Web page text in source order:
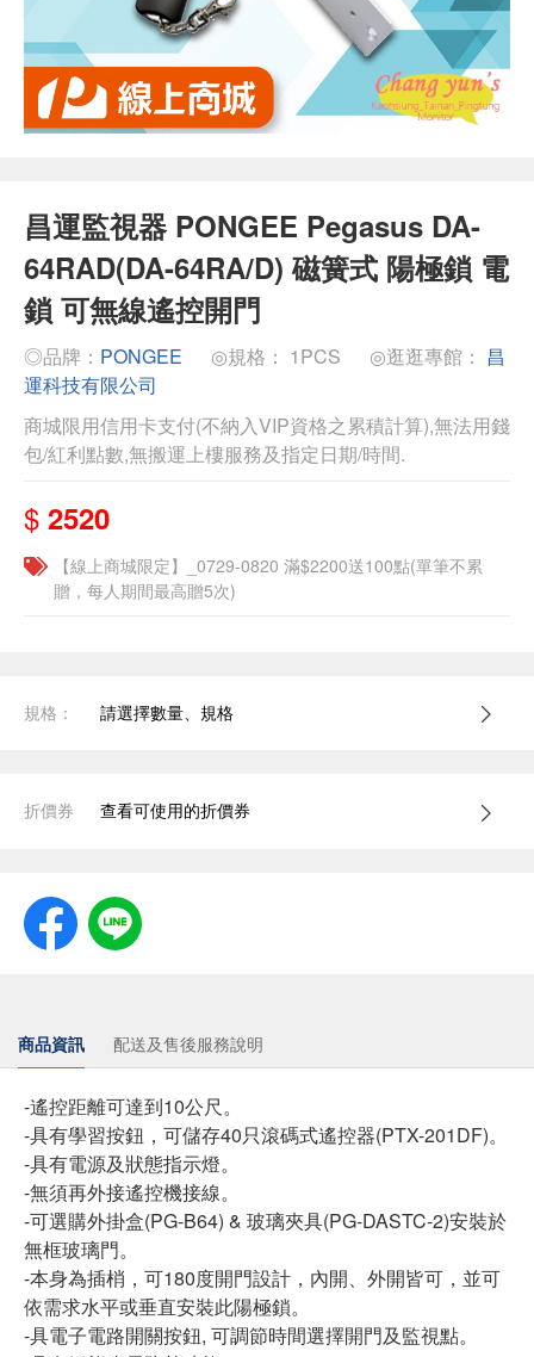
昌運監視器 PONGEE Pegasus DA-
64RAD(DA-64RA/D) 磁簧式 陽極鎖 電
鎖 可無線遙控開門
◎品牌： PONGEE ◎規格： 1PCS ◎逛逛專館： 昌
運科技有限公司
商城限用信用卡支付(不納入VIP資格之累積計算),無法用錢
包/紅利點數,無搬運上樓服務及指定日期/時間.
$ 2520
【線上商城限定】_0729-0820 滿$2200送100點(單筆不累
贈，每人期間最高贈5次)
規格： 請選擇數量、規格
折價券 查看可使用的折價券
商品資訊 配送及售後服務說明
-遙控距離可達到10公尺。
-具有學習按鈕，可儲存40只滾碼式遙控器(PTX-201DF)。
-具有電源及狀態指示燈。
-無須再外接遙控機接線。
-可選購外掛盒(PG-B64) & 玻璃夾具(PG-DASTC-2)安裝於
無框玻璃門。
-本身為插梢，可180度開門設計，內開、外開皆可，並可
依需求水平或垂直安裝此陽極鎖。
-具電子電路開關按鈕, 可調節時間選擇開門及監視點。